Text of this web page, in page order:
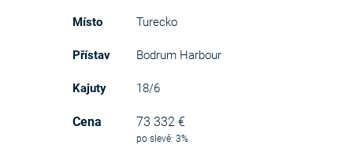
Turecko
Bodrum Harbour
18/6
73 332 €
po slevě: 3%